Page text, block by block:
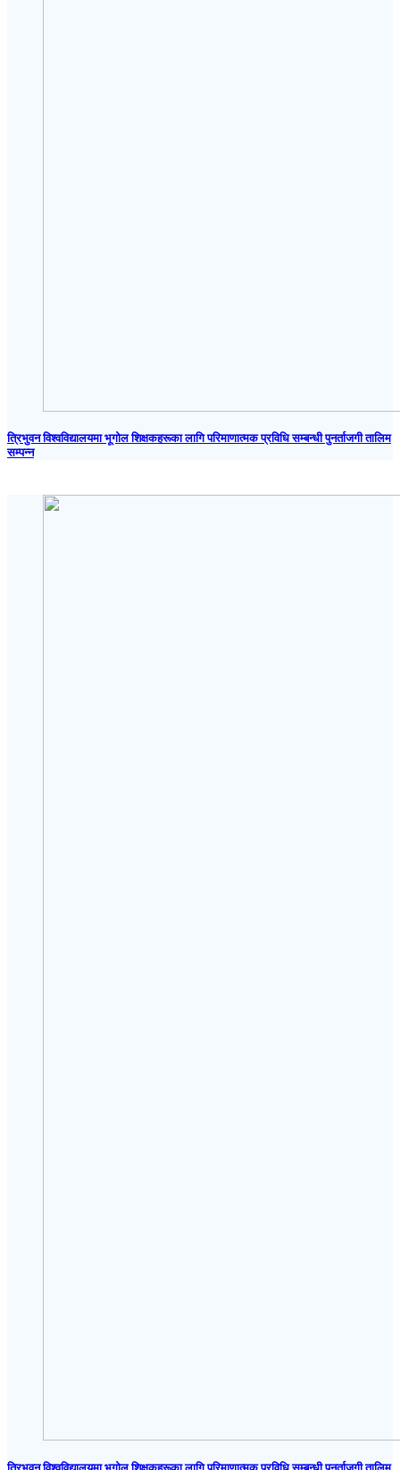
त्रिभुवन विश्वविद्यालयमा भूगोल शिक्षकहरूका लागि परिमाणात्मक प्रविधि सम्बन्धी पुनर्ताजगी तालिम
सम्पन्न